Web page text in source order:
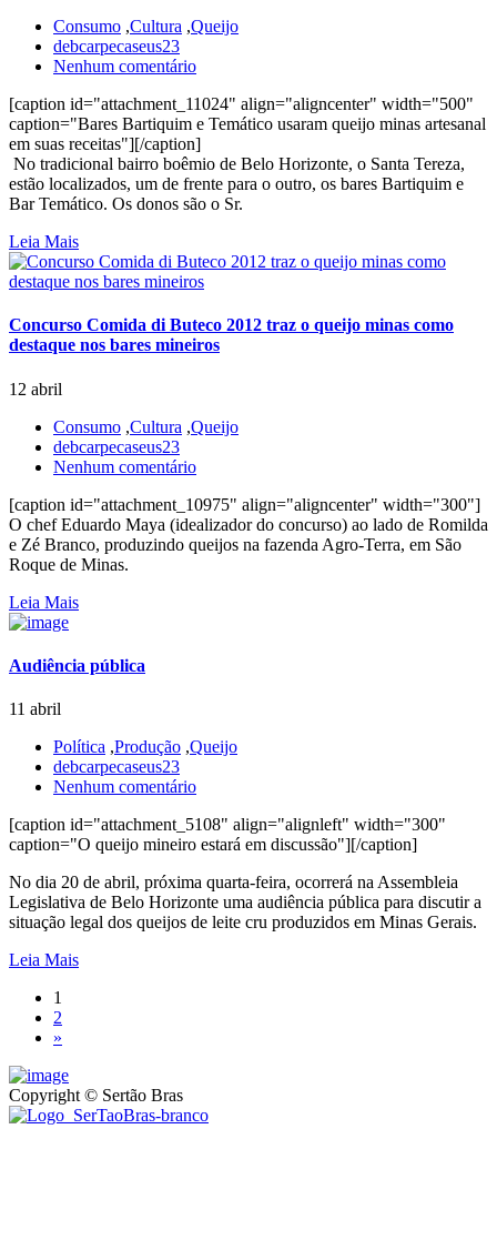
Consumo ,Cultura ,Queijo
debcarpecaseus23
Nenhum comentário
[caption id="attachment_11024" align="aligncenter" width="500"
caption="Bares Bartiquim e Temático usaram queijo minas artesanal
em suas receitas"][/caption]
No tradicional bairro boêmio de Belo Horizonte, o Santa Tereza,
estão localizados, um de frente para o outro, os bares Bartiquim e
Bar Temático. Os donos são o Sr.
Leia Mais
Concurso Comida di Buteco 2012 traz o queijo minas como
destaque nos bares mineiros
12 abril
Consumo ,Cultura ,Queijo
debcarpecaseus23
Nenhum comentário
[caption id="attachment_10975" align="aligncenter" width="300"]
O chef Eduardo Maya (idealizador do concurso) ao lado de Romilda
e Zé Branco, produzindo queijos na fazenda Agro-Terra, em São
Roque de Minas.
Leia Mais
Audiência pública
11 abril
Política ,Produção ,Queijo
debcarpecaseus23
Nenhum comentário
[caption id="attachment_5108" align="alignleft" width="300"
caption="O queijo mineiro estará em discussão"][/caption]
No dia 20 de abril, próxima quarta-feira, ocorrerá na Assembleia
Legislativa de Belo Horizonte uma audiência pública para discutir a
situação legal dos queijos de leite cru produzidos em Minas Gerais.
Leia Mais
1
2
»
Copyright © Sertão Bras